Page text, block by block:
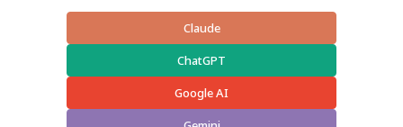
Claude
ChatGPT
Google AI